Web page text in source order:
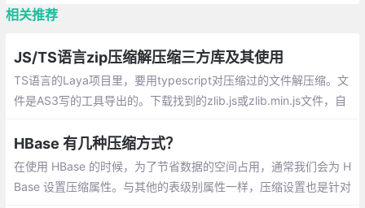
相关推荐
JS/TS语言zip压缩解压缩三方库及其使用
TS语言的Laya项目里，要用typescript对压缩过的文件解压缩。文
件是AS3写的工具导出的。下载找到的zlib.js或zlib.min.js文件，自
HBase 有几种压缩方式？
在使用 HBase 的时候，为了节省数据的空间占用，通常我们会为 H
Base 设置压缩属性。与其他的表级别属性一样，压缩设置也是针对